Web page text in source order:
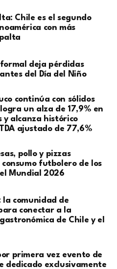
Chile es el segundo
con más
deja pérdidas
del Día del Niño
continúa con sólidos
un alza de 17,9% en
y alcanza histórico
ajustado de 77,6%
pollo y pizzas
futbolero de los
Mundial 2026
la comunidad de
conectar a la
de Chile y el
primera vez evento de
dedicado exclusivamente